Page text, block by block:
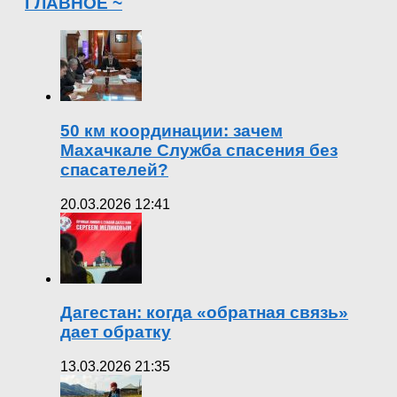
50 км координации: зачем
Махачкале Служба спасения без
спасателей?
20.03.2026 12:41
Дагестан: когда «обратная связь»
дает обратку
13.03.2026 21:35